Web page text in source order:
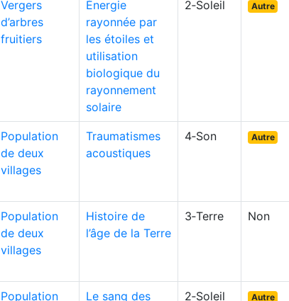
Vergers
d’arbres
fruitiers
Énergie
rayonnée par
les étoiles et
utilisation
biologique du
rayonnement
solaire
2‑Soleil Autre
Population
de deux
villages
Traumatismes
acoustiques
4‑Son Autre
Population
de deux
villages
Histoire de
l’âge de la Terre
3‑Terre Non
Population Le sang des 2‑Soleil Autre